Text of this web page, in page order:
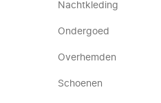
Nachtkleding
Ondergoed
Overhemden
Schoenen